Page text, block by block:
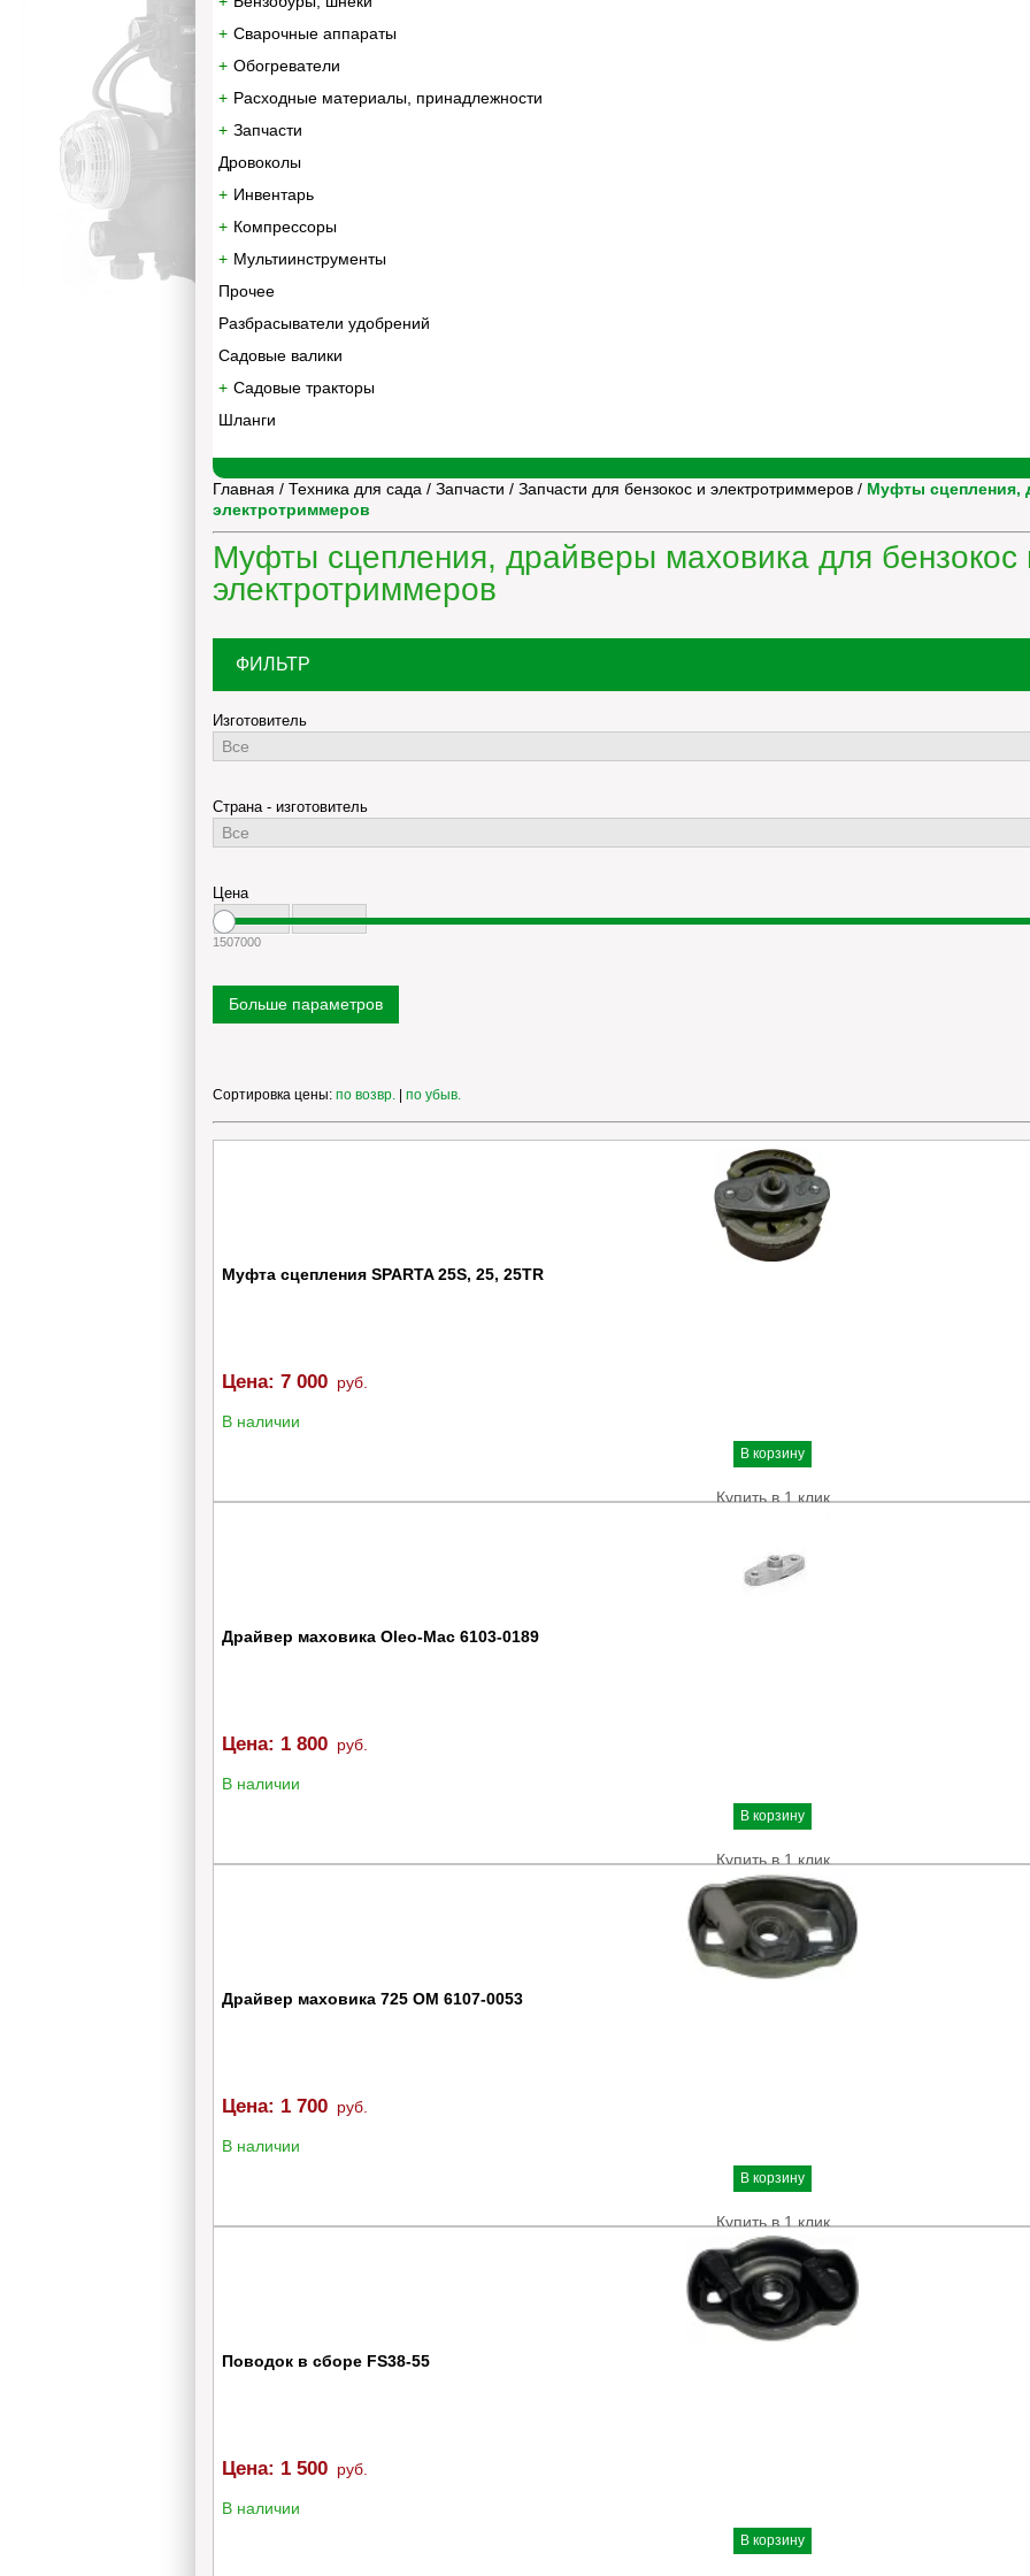
Сварочные аппараты
Обогреватели
Расходные материалы, принадлежности
Запчасти
Дровоколы
Инвентарь
Компрессоры
Мультиинструменты
Прочее
Разбрасыватели удобрений
Садовые валики
Садовые тракторы
Шланги
Главная / Техника для сада / Запчасти / Запчасти для бензокос и электротриммеров / Муфты сцепления,
электротриммеров
Муфты сцепления, драйверы маховика для бензокос
электротриммеров
ФИЛЬТР
Изготовитель
Страна - изготовитель
Цена
1507000
Больше параметров
Сортировка цены: по возвр. по убыв.
Муфта сцепления SPARTA 25S, 25, 25TR
Цена: 7 000 руб.
В наличии
В корзину
Купить в 1 клик
Драйвер маховика Oleo-Mac 6103-0189
Цена: 1 800 руб.
В наличии
В корзину
Купить в 1 клик
Драйвер маховика 725 OM 6107-0053
Цена: 1 700 руб.
В наличии
В корзину
Купить в 1 клик
Поводок в сборе FS38-55
Цена: 1 500 руб.
В наличии
В корзину